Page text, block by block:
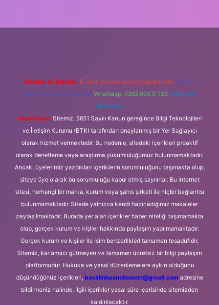
Reklam ve İletişim: E-mail: backlinkpaneli@gmail.com Teams:
forumhizmeti@gmail.com Whatsapp: 0262 606 0 726 Telegram:
@karabul
Yasal Uyarı: Sitemiz, 5651 Sayılı Kanun gereğince Bilgi Teknolojileri
ve İletişim Kurumu (BTK) tarafından onaylanmış bir Yer Sağlayıcı
olarak hizmet vermektedir. Bu nedenle, sitedeki içerikleri proaktif
olarak denetleme veya araştırma yükümlülüğümüz bulunmamaktadır.
Ancak, üyelerimiz yazdıkları içeriklerin sorumluluğunu taşımakta olup,
siteye üye olarak bu sorumluluğu kabul etmiş sayılırlar. Bu internet
sitesi, herhangi bir marka, kurum veya şahıs şirketi ile hiçbir bağlantısı
bulunmamaktadır. Sitede yalnızca kendi hazırladığımız makaleler
paylaşılmaktadır. Burada yer alan içerikler haber niteliği taşımamakta
olup, gerçek kurum ve kişiler hakkında paylaşım yapılmamaktadır.
Gerçek kurum ve kişiler ile isim benzerlikleri tamamen tesadüfidir.
Sitemiz, kar amacı gütmeyen ve tamamen ücretsiz bir bilgi paylaşım
platformudur. Hukuka ve yasal düzenlemelere aykırı olduğunu
düşündüğünüz içerikleri, backlinkpanelicomtr@gmail.comadresine
bildirmeniz halinde, ilgili içerikler yasal süre içerisinde sitemizden
kaldırılacaktır.